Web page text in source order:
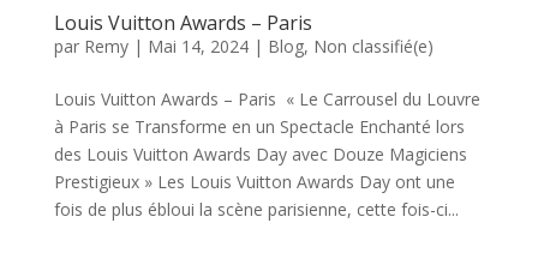
Louis Vuitton Awards – Paris
par Remy| Mai 14, 2024| Blog, Non classifié(e)
Louis Vuitton Awards – Paris « Le Carrousel du Louvre
à Paris se Transforme en un Spectacle Enchanté lors
des Louis Vuitton Awards Day avec Douze Magiciens
Prestigieux » Les Louis Vuitton Awards Day ont une
fois de plus ébloui la scène parisienne, cette fois-ci...